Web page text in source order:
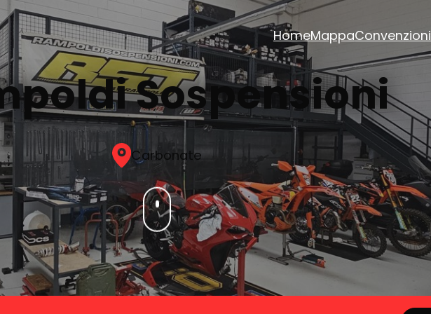
HomeMappaConvenzioni
Sospensioni
Carbonate